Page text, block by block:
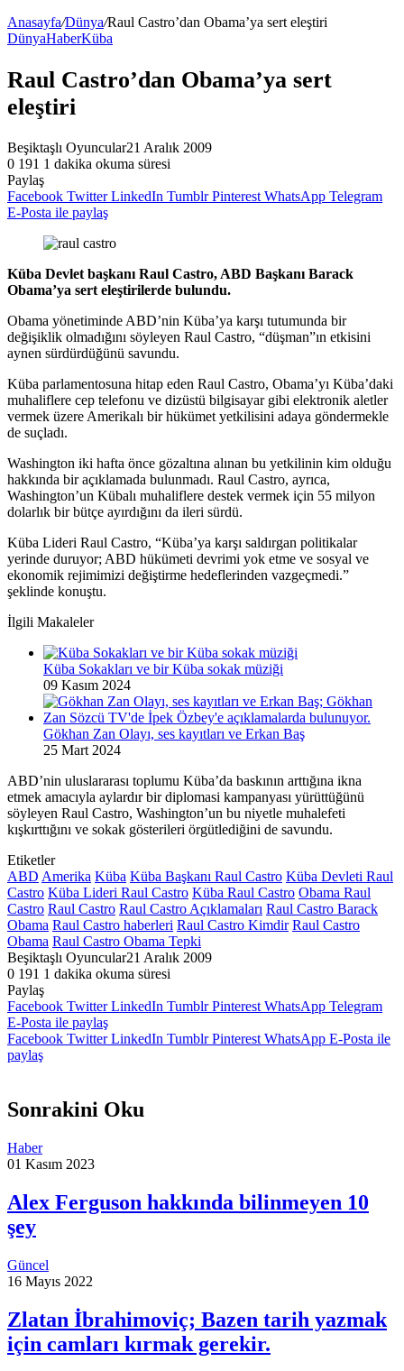
Anasayfa/Dünya/Raul Castro’dan Obama’ya sert eleştiri
DünyaHaberKüba
Raul Castro’dan Obama’ya sert
eleştiri
Beşiktaşlı Oyuncular21 Aralık 2009
0 191 1 dakika okuma süresi
Paylaş
Facebook Twitter LinkedIn Tumblr Pinterest WhatsApp Telegram
E-Posta ile paylaş
Küba Devlet başkanı Raul Castro, ABD Başkanı Barack
Obama’ya sert eleştirilerde bulundu.
Obama yönetiminde ABD’nin Küba’ya karşı tutumunda bir
değişiklik olmadığını söyleyen Raul Castro, “düşman”ın etkisini
aynen sürdürdüğünü savundu.
Küba parlamentosuna hitap eden Raul Castro, Obama’yı Küba’daki
muhaliflere cep telefonu ve dizüstü bilgisayar gibi elektronik aletler
vermek üzere Amerikalı bir hükümet yetkilisini adaya göndermekle
de suçladı.
Washington iki hafta önce gözaltına alınan bu yetkilinin kim olduğu
hakkında bir açıklamada bulunmadı. Raul Castro, ayrıca,
Washington’un Kübalı muhaliflere destek vermek için 55 milyon
dolarlık bir bütçe ayırdığını da ileri sürdü.
Küba Lideri Raul Castro, “Küba’ya karşı saldırgan politikalar
yerinde duruyor; ABD hükümeti devrimi yok etme ve sosyal ve
ekonomik rejimimizi değiştirme hedeflerinden vazgeçmedi.”
şeklinde konuştu.
İlgili Makaleler
Küba Sokakları ve bir Küba sokak müziği
09 Kasım 2024
Gökhan Zan Olayı, ses kayıtları ve Erkan Baş
25 Mart 2024
ABD’nin uluslararası toplumu Küba’da baskının arttığına ikna
etmek amacıyla aylardır bir diplomasi kampanyası yürüttüğünü
söyleyen Raul Castro, Washington’un bu niyetle muhalefeti
kışkırttığını ve sokak gösterileri örgütlediğini de savundu.
Etiketler
ABD Amerika Küba Küba Başkanı Raul Castro Küba Devleti Raul
Castro Küba Lideri Raul Castro Küba Raul Castro Obama Raul
Castro Raul Castro Raul Castro Açıklamaları Raul Castro Barack
Obama Raul Castro haberleri Raul Castro Kimdir Raul Castro
Obama Raul Castro Obama Tepki
Beşiktaşlı Oyuncular21 Aralık 2009
0 191 1 dakika okuma süresi
Paylaş
Facebook Twitter LinkedIn Tumblr Pinterest WhatsApp Telegram
E-Posta ile paylaş
Facebook Twitter LinkedIn Tumblr Pinterest WhatsApp E-Posta ile
paylaş
Sonrakini Oku
Haber
01 Kasım 2023
Alex Ferguson hakkında bilinmeyen 10
şey
Güncel
16 Mayıs 2022
Zlatan İbrahimoviç; Bazen tarih yazmak
için camları kırmak gerekir.